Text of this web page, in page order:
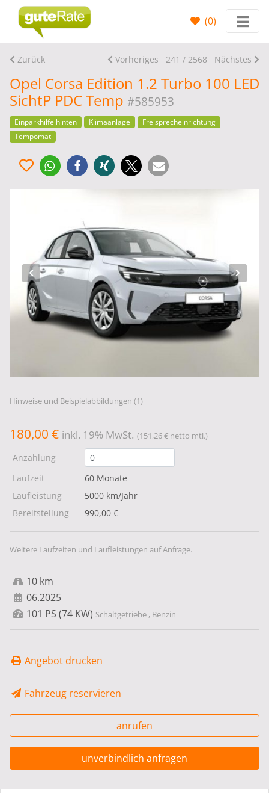
(0)
Zurück Vorheriges 241 / 2568 Nächstes
Opel Corsa Edition 1.2 Turbo 100 LED
SichtP PDC Temp #585953
Einparkhilfe hinten Klimaanlage
Freisprecheinrichtung
Tempomat
Hinweise und Beispielabbildungen (1)
180,00 € inkl. 19% MwSt. (151,26 € netto mtl.)
Anzahlung
Laufzeit
60 Monate
Laufleistung
5000 km/Jahr
Bereitstellung
990,00 €
Weitere Laufzeiten und Laufleistungen auf Anfrage.
10 km
06.2025
101 PS (74 KW) Schaltgetriebe , Benzin
Angebot drucken
Fahrzeug reservieren
anrufen
unverbindlich anfragen